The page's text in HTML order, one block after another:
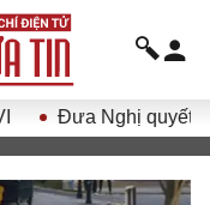
Đưa Nghị quyết Đại hội